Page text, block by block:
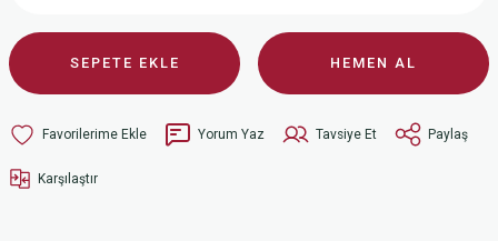
SEPETE EKLE HEMEN AL
Yorum Yaz Tavsiye Et Paylaş
Karşılaştır